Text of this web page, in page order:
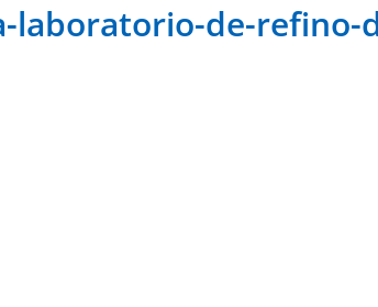
laboratorio-de-refino-